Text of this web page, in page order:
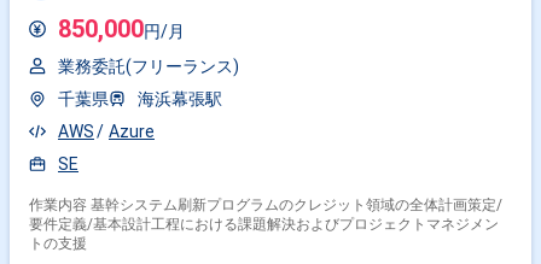
850,000円/月
業務委託(フリーランス)
千葉県
海浜幕張駅
AWS
Azure
SE
作業内容 基幹システム刷新プログラムのクレジット領域の全体計画策定/
要件定義/基本設計工程における課題解決およびプロジェクトマネジメン
トの支援